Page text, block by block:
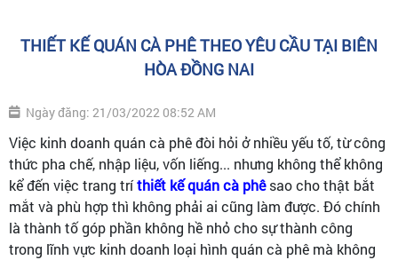
THIẾT KẾ QUÁN CÀ PHÊ THEO YÊU CẦU TẠI BIÊN
HÒA ĐỒNG NAI
Ngày đăng: 21/03/2022 08:52 AM
Việc kinh doanh quán cà phê đòi hỏi ở nhiều yếu tố, từ công
thức pha chế, nhập liệu, vốn liếng... nhưng không thể không
kể đến việc trang tríthiết kế quán cà phêsao cho thật bắt
mắt và phù hợp thì không phải ai cũng làm được. Đó chính
là thành tố góp phần không hề nhỏ cho sự thành công
trong lĩnh vực kinh doanh loại hình quán cà phê mà không